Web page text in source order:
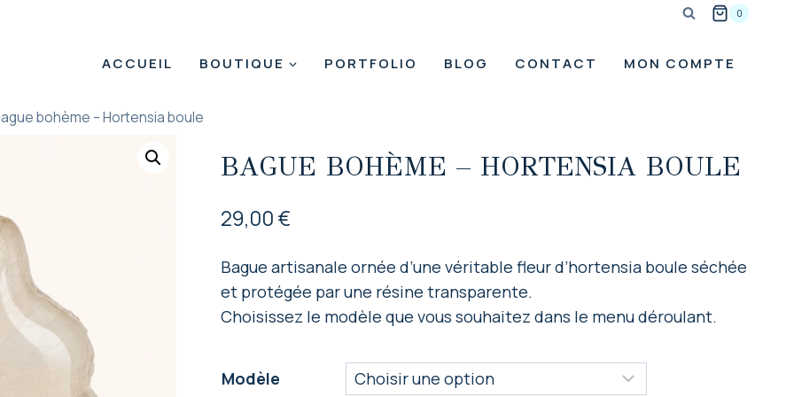
0
ACCUEIL BOUTIQUE PORTFOLIO BLOG CONTACT MON COMPTE
bohème – Hortensia boule
BAGUE BOHÈME – HORTENSIA BOULE
29,00€
Bague artisanale ornée d’une véritable fleur d’hortensia boule séchée
et protégée par une résine transparente.
Choisissez le modèle que vous souhaitez dans le menu déroulant.
Modèle